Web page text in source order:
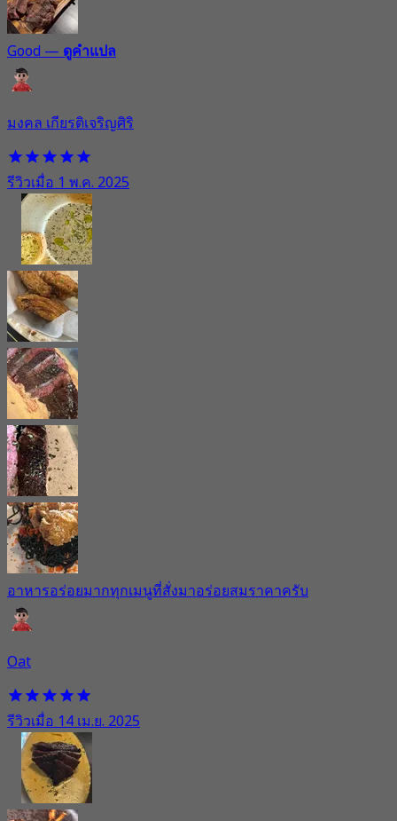
Good—ดูคำแปล
มงคล เกียรติเจริญศิริ
รีวิวเมื่อ 1 พ.ค. 2025
อาหารอร่อยมากทุกเมนูที่สั่งมาอร่อยสมราคาครับ
Oat
รีวิวเมื่อ 14 เม.ย. 2025